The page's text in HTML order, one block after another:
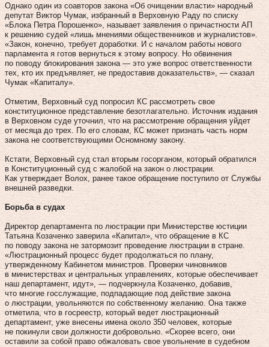
Однако один из соавторов закона «Об очищении власти» народный
депутат Виктор Чумак, избранный в Верховную Раду по списку
«Блока Петра Порошенко», называет заявления о причастности АП
к решению судей «лишь мнениями общественников и журналистов».
«Закон, конечно, требует доработки. И с началом работы нового
парламента я готов вернуться к этому вопросу. Но обвинения
по поводу блокирования закона — это уже вопрос ответственности
тех, кто их предъявляет, не предоставив доказательств», — сказал
Чумак «Капиталу».
Отметим, Верховный суд попросил КС рассмотреть свое
конституционное представление безотлагательно. Источник издания
в Верховном суде уточнил, что на рассмотрение обращения уйдет
от месяца до трех. По его словам, КС может признать часть норм
закона не соответствующими Осномному закону.
Кстати, Верховный суд стал вторым госорганом, который обратился
в Конституционный суд с жалобой на закон о люстрации.
Как утверждает Волох, ранее такое обращение поступило от Службы
внешней разведки.
Борьба в судах
Директор департамента по люстрации при Министерстве юстиции
Татьяна Козаченко заверила «Капитал», что обращение в КС
по поводу закона не затормозит проведение люстрации в стране.
«Люстрационный процесс будет продолжаться по плану,
утвержденному Кабинетом министров. Проверки чиновников
в министерствах и центральных управлениях, которые обеспечивает
наш департамент, идут», — подчеркнула Козаченко, добавив,
что многие госслужащие, подпадающие под действие закона
о люстрации, увольняются по собственному желанию. Она также
отметила, что в госреестр, который ведет люстрационный
департамент, уже внесены имена около 350 человек, которые
не покинули свои должности добровольно. «Скорее всего, они
оставили за собой право обжаловать свое увольнение в судебном